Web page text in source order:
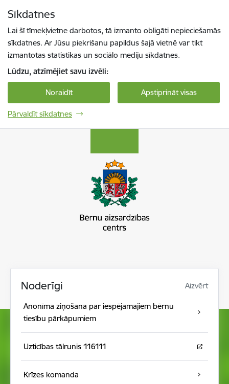
Sīkdatnes
Lai šī tīmekļvietne darbotos, tā izmanto obligāti nepieciešamās
sīkdatnes. Ar Jūsu piekrišanu papildus šajā vietnē var tikt
izmantotas statistikas un sociālo mediju sīkdatnes.
Lūdzu, atzīmējiet savu izvēli:
Noraidīt Apstiprināt visas
Pārvaldīt sīkdatnes
Noderīgi Aizvērt
Anonīma ziņošana par iespējamajiem bērnu
tiesību pārkāpumiem
Uzticības tālrunis 116111
Krīzes komanda